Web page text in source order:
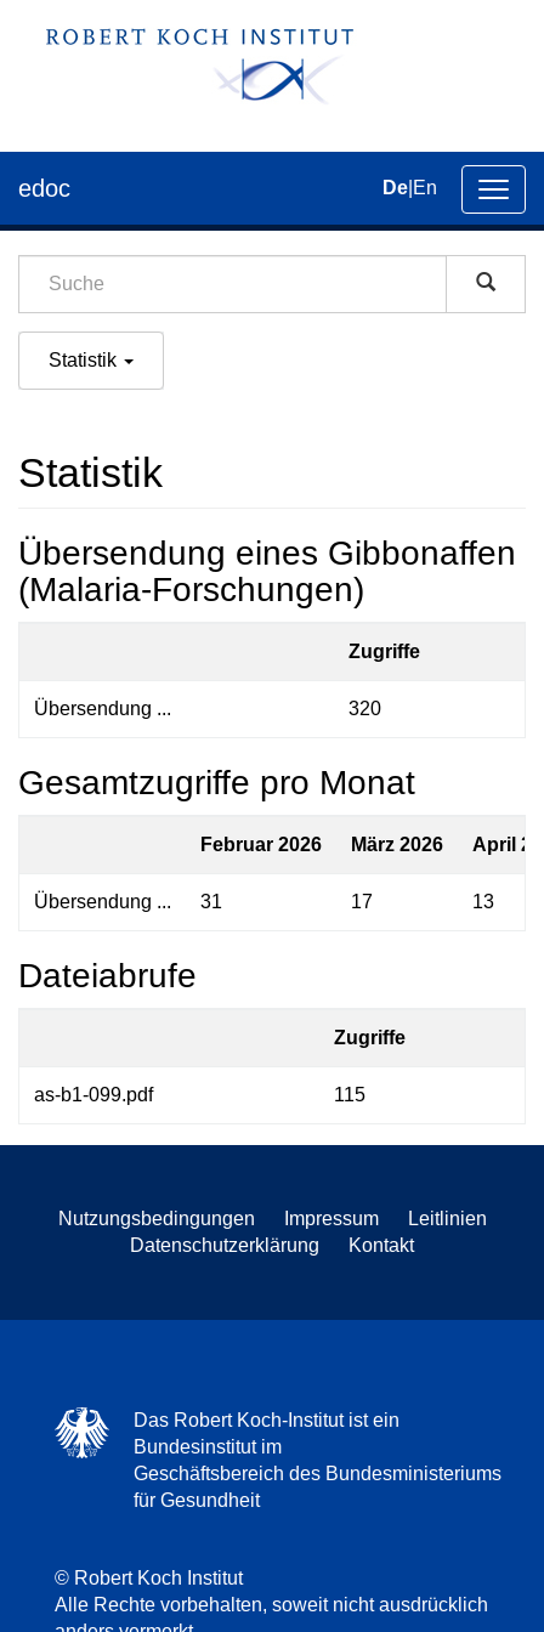
der
edoc De En
Statistik
Statistik
Übersendung eines Gibbonaffen
(Malaria-Forschungen)
Zugriffe
Übersendung ... 320
Gesamtzugriffe pro Monat
Februar 2026 März 2026 April
Übersendung ... 31 17 13
Dateiabrufe
Zugriffe
as-b1-099.pdf 115
Nutzungsbedingungen Impressum
Leitlinien
Datenschutzerklärung
Kontakt
Das Robert Koch-Institut ist ein
Bundesinstitut im
Geschäftsbereich des Bundesministeriums
für Gesundheit
© Robert Koch Institut
Alle Rechte vorbehalten, soweit nicht ausdrücklich